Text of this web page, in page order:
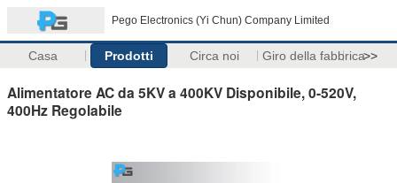
Pego Electronics (Yi Chun) Company Limited
Casa Prodotti Circa noi Giro della fabbrica>>
Alimentatore AC da 5KV a 400KV Disponibile, 0-520V,
400Hz Regolabile